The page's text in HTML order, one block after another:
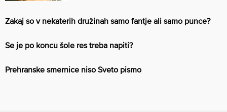
Zakaj so v nekaterih družinah samo fantje ali samo punce?
Se je po koncu šole res treba napiti?
Prehranske smernice niso Sveto pismo